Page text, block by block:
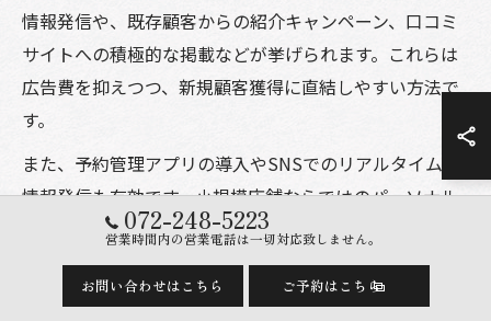
情報発信や、既存顧客からの紹介キャンペーン、口コミ
サイトへの積極的な掲載などが挙げられます。これらは
広告費を抑えつつ、新規顧客獲得に直結しやすい方法で
す。
また、予約管理アプリの導入やSNSでのリアルタイムな
情報発信も有効です。小規模店舗ならではのパーソナル
なサービスや、柔軟な対応力を前面に出すことで、他店
との差別化と集客力向上を両立できます。
072-248-5223
営業時間内の営業電話は一切対応致しません。
お問い合わせはこちら ご予約はこちら